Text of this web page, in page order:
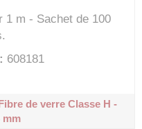
1 m - Sachet de 100
608181
de verreClasse H -
mm